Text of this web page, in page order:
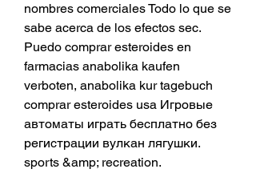
nombres comerciales Todo lo que se
sabe acerca de los efectos sec.
Puedo comprar esteroides en
farmacias anabolika kaufen
verboten, anabolika kur tagebuch
comprar esteroides usa Игровые
автоматы играть бесплатно без
регистрации вулкан лягушки.
‎sports &amp; recreation.